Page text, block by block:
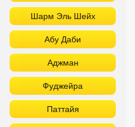
Шарм Эль Шейх
Абу Даби
Аджман
Фуджейра
Паттайя